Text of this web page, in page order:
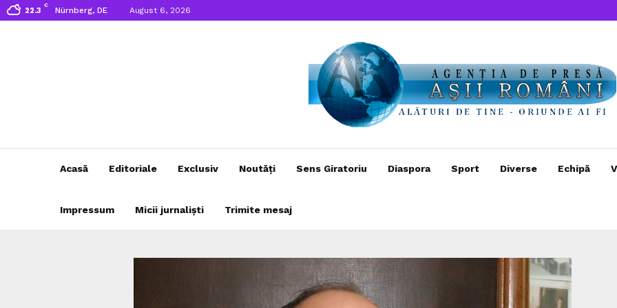
22.3
C
Nürnberg, DE August 6, 2026
Acasă Editoriale Exclusiv Noutăți Sens Giratoriu Diaspora Sport Diverse Echipă
Impressum Micii jurnaliști Trimite mesaj